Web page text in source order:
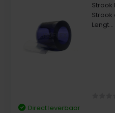
Strook
Strook
Lengt...
Direct leverbaar